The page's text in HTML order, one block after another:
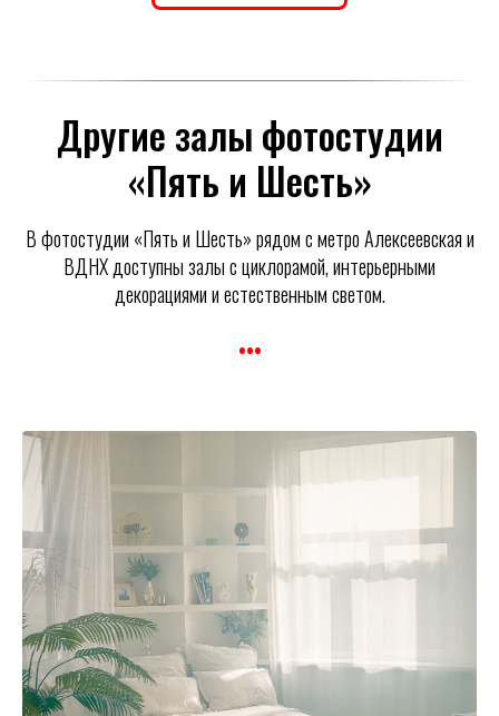
Другие залы фотостудии
«Пять и Шесть»
В фотостудии «Пять и Шесть» рядом с метро Алексеевская и
ВДНХ доступны залы с циклорамой, интерьерными
декорациями и естественным светом.
•••